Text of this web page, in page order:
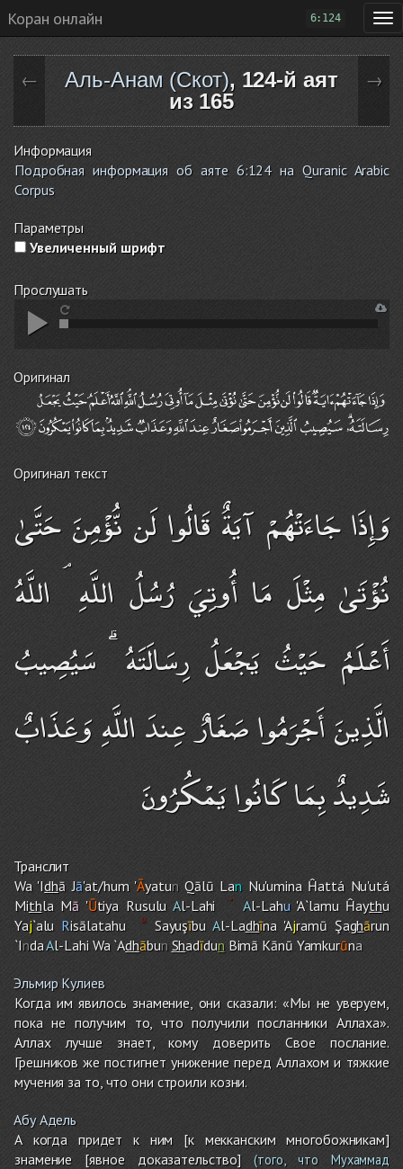
Коран онлайн 6:124
← Аль-Анам (Скот), 124-й аят
из 165
→
Информация
Подробная информация об аяте 6:124 на Quranic Arabic
Corpus
Параметры
Увеличенный шрифт
Прослушать
Оригинал
Оригинал текст
وَإِذَا جَاءَتْهُمْ آيَةٌ قَالُوا لَن نُّؤْمِنَ حَتَّىٰ
نُؤْتَىٰ مِثْلَ مَا أُوتِيَ رُسُلُ اللَّهِ ۘ اللَّهُ
أَعْلَمُ حَيْثُ يَجْعَلُ رِسَالَتَهُ ۗ سَيُصِيبُ
الَّذِينَ أَجْرَمُوا صَغَارٌ عِندَ اللَّهِ وَعَذَابٌ
شَدِيدٌ بِمَا كَانُوا يَمْكُرُونَ
Транслит
Wa 'Idhā Jā'at/hum'ĀyatunQālū Lan Nu'umina Ĥattá Nu'utá
Mithla Mā 'Ūtiya Rusulu Al-Lahi Al-Lahu'A`lamu Ĥaythu
Yaj`alu Risālatahu Sayuşību Al-Ladhīna 'Ajramū Şaghārun
`IndaAl-LahiWa `Adhābun ShadīdunBimā Kānū Yamkurūna
Эльмир Кулиев
Когда им явилось знамение, они сказали: «Мы не уверуем,
пока не получим то, что получили посланники Аллаха».
Аллах лучше знает, кому доверить Свое послание.
Грешников же постигнет унижение перед Аллахом и тяжкие
мучения за то, что они строили козни.
Абу Адель
А когда придет к ним [к мекканским многобожникам]
знамение [явное доказательство] (того, что Мухаммад